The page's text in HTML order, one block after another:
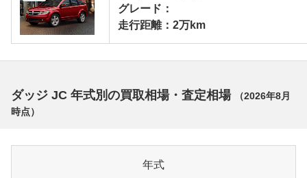
グレード：
走行距離：2万km
ダッジ JC 年式別の買取相場・査定相場 （2026年8月
時点）
年式